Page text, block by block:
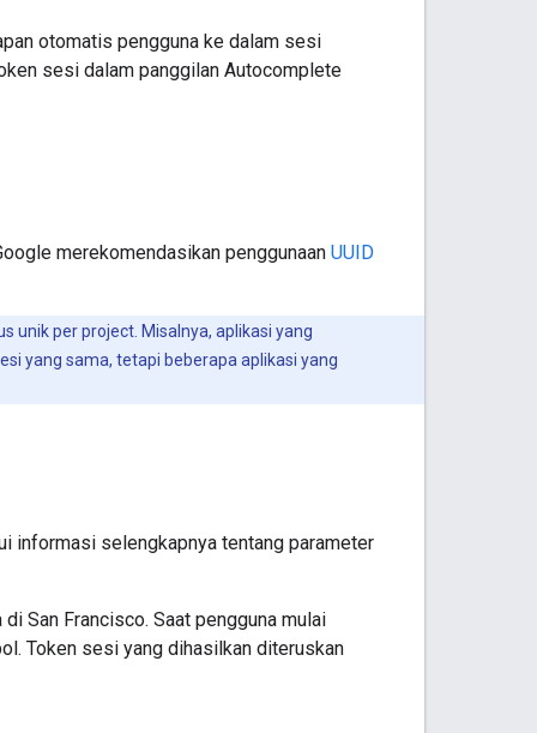
otomatis pengguna ke dalam sesi
sesi dalam panggilan Autocomplete
merekomendasikan penggunaan UUID
unik per project. Misalnya, aplikasi yang
yang sama, tetapi beberapa aplikasi yang
informasi selengkapnya tentang parameter
San Francisco. Saat pengguna mulai
Token sesi yang dihasilkan diteruskan